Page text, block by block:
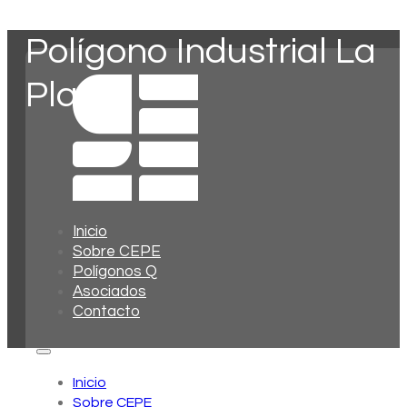
Inicio
Sobre CEPE
Polígonos Q
Asociados
Contacto
Inicio
Sobre CEPE
Polígono Industrial La
Plana